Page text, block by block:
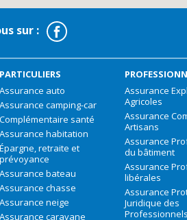
sur : Facebook
PARTICULIERS
Assurance auto
Assurance camping-car
Complémentaire santé
Assurance habitation
Épargne, retraite et
prévoyance
Assurance bateau
Assurance chasse
Assurance neige
Assurance caravane
Assurance
Agricoles
Assurance
Artisans
Assurance
du bâtiment
Assurance
libérales
Assurance
Juridique des
Professionnels